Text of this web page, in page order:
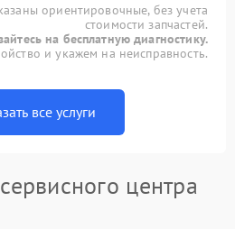
ориентировочные, без учета
стоимости запчастей.
на бесплатную диагностику.
и укажем на неисправность.
все услуги
центра